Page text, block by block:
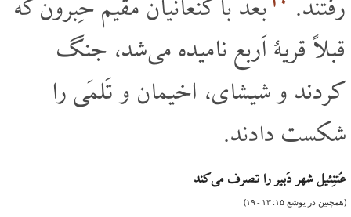
رفتند.
بعد با کنعانیان مقیم حِبرون که
قبلاً قریۀ اَربع نامیده می شد، جنگ
کردند و شیشای، اخیمان و تَلمَی را
شکست دادند.
عُتنِئیل شهر دَبیر را تصرف می کند
(همچنین در یوشع ۱۵: ۱۳ - ۱۹)